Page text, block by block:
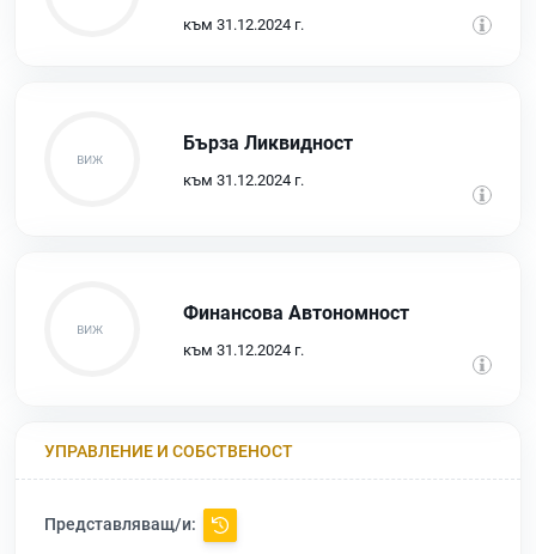
към 31.12.2024 г.
Бърза Ликвидност
към 31.12.2024 г.
Финансова Автономност
към 31.12.2024 г.
УПРАВЛЕНИЕ И СОБСТВЕНОСТ
Представляващ/и: